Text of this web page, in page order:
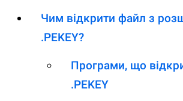
Чим відкрити файл з
.PEKEY?
Програми, що
.PEKEY